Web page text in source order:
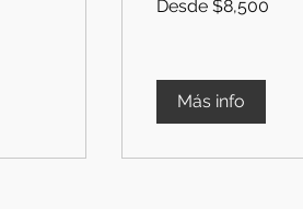
$8,500
Desde $8,500
Más info